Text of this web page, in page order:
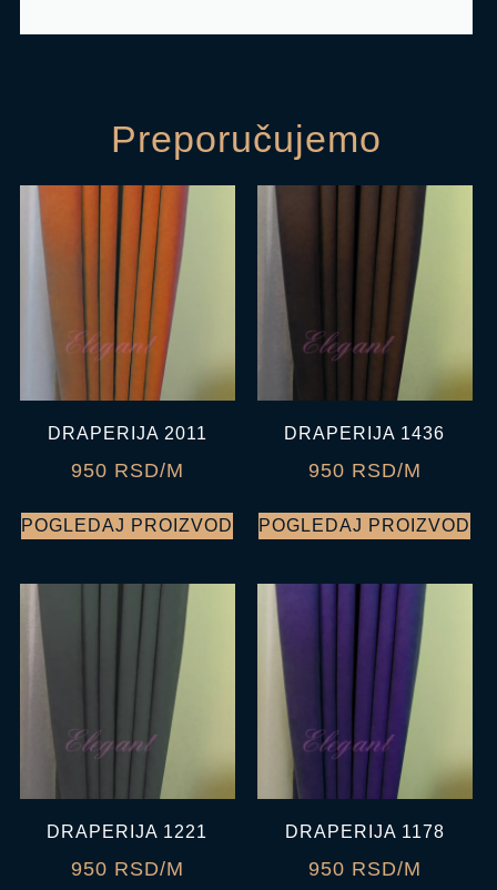
Preporučujemo
DRAPERIJA 2011
950 RSD/M
POGLEDAJ PROIZVOD
DRAPERIJA 1436
950 RSD/M
POGLEDAJ PROIZVOD
DRAPERIJA 1221
950 RSD/M
DRAPERIJA 1178
950 RSD/M